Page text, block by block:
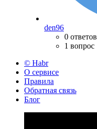
den96
0 ответов
1 вопрос
© Habr
О сервисе
Правила
Обратная связь
Блог